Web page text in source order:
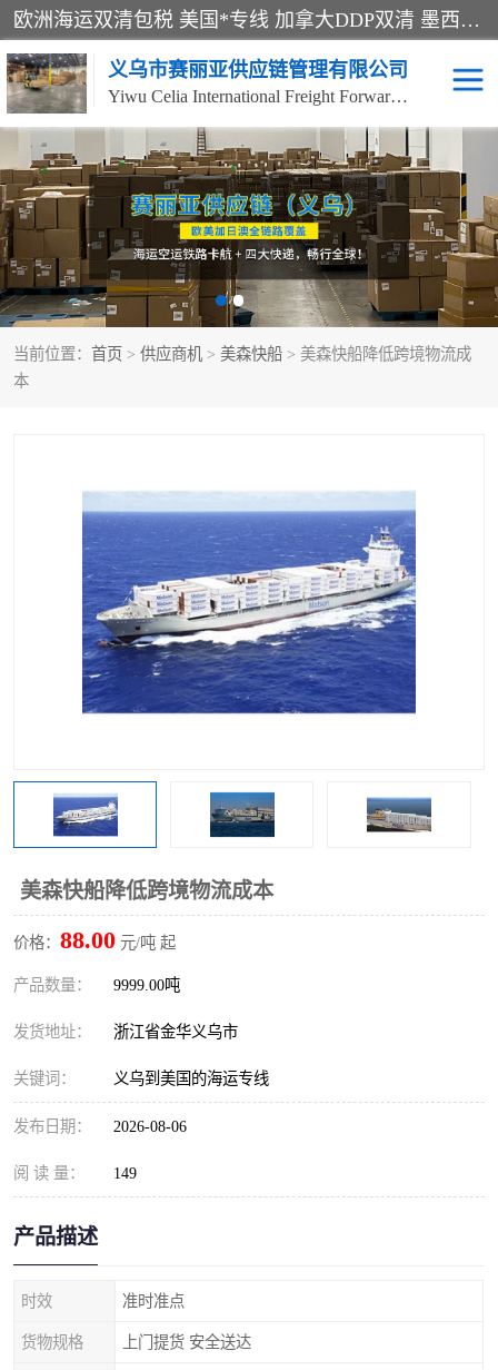
欧洲海运双清包税 美国*专线 加拿大DDP双清 墨西哥跨境空运 澳大利亚专线物流 跨境电商物流服务 国际快递到门服务 海运*渠道 一站式跨境物流解决方案 TikTok/SHEIN专线 电商平台FBA头程运输 国际铁路运输欧洲 UPS/DDHL/联邦快递跨境 美国双清到门物流 跨境*运输
义乌市赛丽亚供应链管理有限公司
Yiwu Celia International Freight Forwarding Co., Ltd
当前位置： 首页 > 供应商机 > 美森快船 > 美森快船降低跨境物流成
本
美森快船降低跨境物流成本
价格： 88.00 元/吨 起
产品数量： 9999.00吨
发货地址： 浙江省金华义乌市
关键词： 义乌到美国的海运专线
发布日期： 2026-08-06
阅 读 量： 149
产品描述
时效 准时准点
货物规格 上门提货 安全送达
美森快船 欧洲卡航
加拿大海运/空运-双清到
门
澳大利亚海运/空运-双清
到门
墨西哥海运/空运-双清到
门